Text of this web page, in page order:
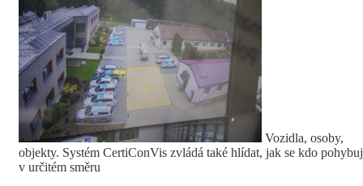
Vozidla, osoby,
objekty. Systém CertiConVis zvládá také hlídat, jak se kdo
v určitém směru